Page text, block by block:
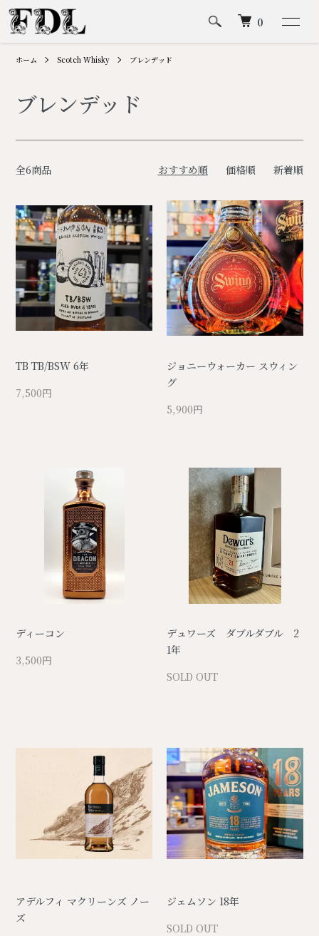
0
ホーム Scotch Whisky ブレンデッド
ブレンデッド
全6商品 おすすめ順 価格順 新着順
TB TB/BSW 6年
7,500円
ジョニーウォーカー スウィン
グ
5,900円
ディーコン
3,500円
デュワーズ ダブルダブル 2
1年
SOLD OUT
アデルフィ マクリーンズ ノー
ズ
ジェムソン 18年
SOLD OUT